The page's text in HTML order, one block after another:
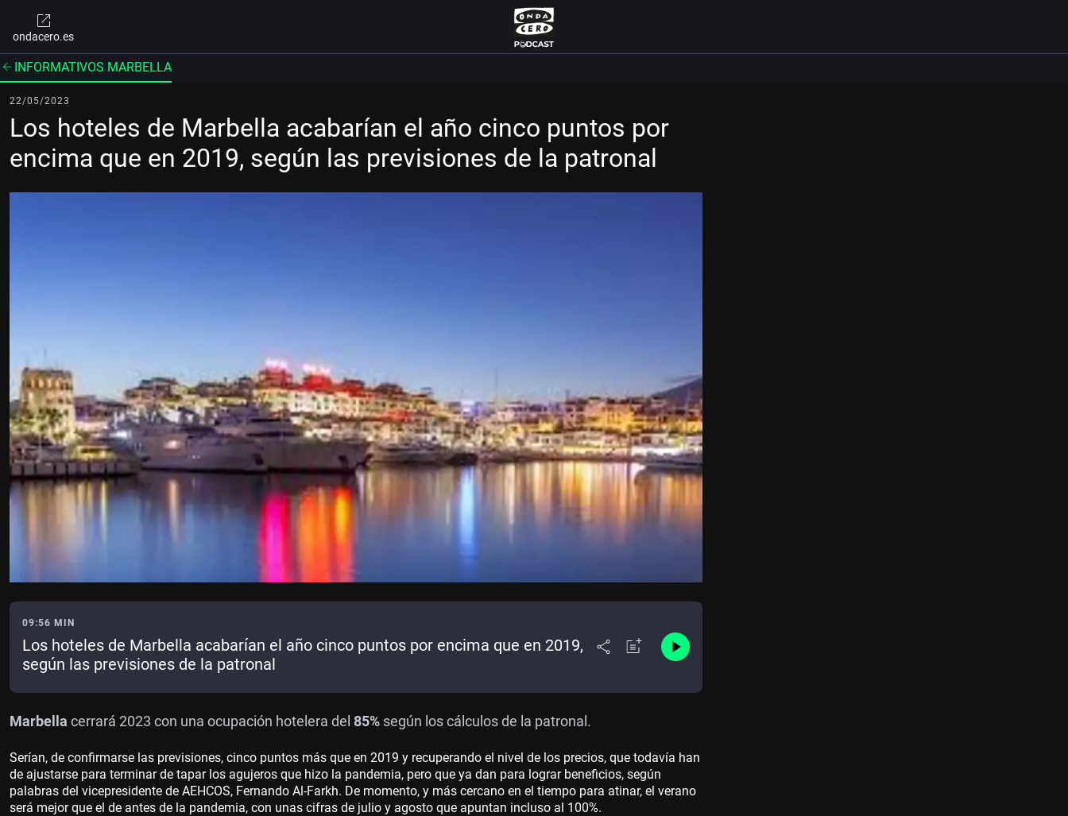
ondacero.es
INFORMATIVOS MARBELLA
22/05/2023
Los hoteles de Marbella acabarían el año cinco puntos por
encima que en 2019, según las previsiones de la patronal
09:56 MIN
Los hoteles de Marbella acabarían el año cinco puntos por encima que en 2019,
según las previsiones de la patronal
Marbella cerrará 2023 con una ocupación hotelera del 85% según los cálculos de la patronal.
Serían, de confirmarse las previsiones, cinco puntos más que en 2019 y recuperando el nivel de los precios, que todavía han
de ajustarse para terminar de tapar los agujeros que hizo la pandemia, pero que ya dan para lograr beneficios, según
palabras del vicepresidente de AEHCOS, Fernando Al-Farkh. De momento, y más cercano en el tiempo para atinar, el verano
será mejor que el de antes de la pandemia, con unas cifras de julio y agosto que apuntan incluso al 100%.